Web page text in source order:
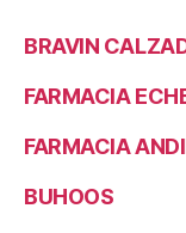
BRAVIN
FARMACIA
FARMACIA
BUHOOS